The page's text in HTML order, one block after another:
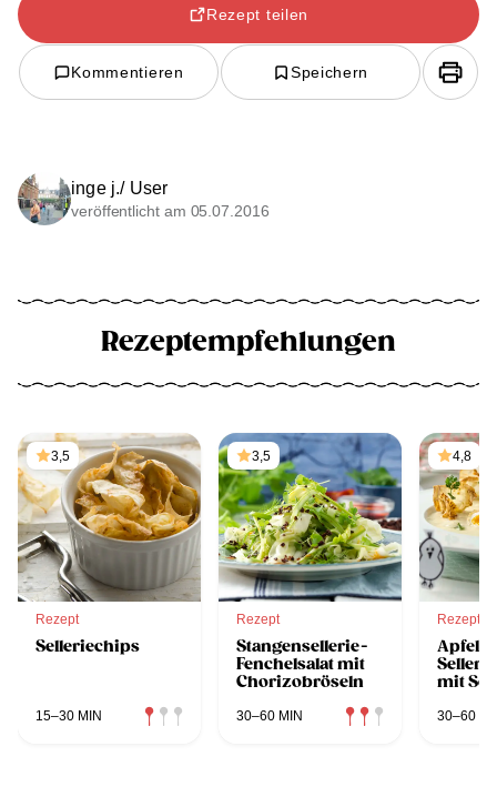
Rezept teilen
Kommentieren Speichern
inge j./ User
veröffentlicht am 05.07.2016
Rezeptempfehlungen
3,5
Rezept
Selleriechips
15–30 MIN
3,5
Rezept
Stangensellerie-
Fenchelsalat mit
Chorizobröseln
30–60 MIN
4,8
Rezept
Apfel-
mit
30–60